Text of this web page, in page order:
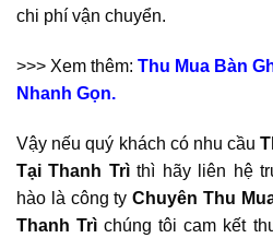
chi phí vận chuyển.
>>> Xem thêm: Thu Mua Bàn
Nhanh Gọn.
Vậy nếu quý khách có nhu cầu
Tại Thanh Trìthì hãy liên hệ
hào là công ty Chuyên Thu
Thanh Trì chúng tôi cam kết